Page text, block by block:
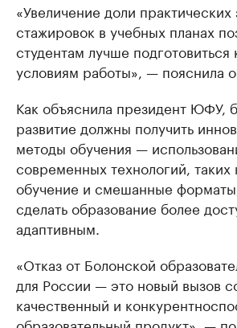
«Увеличение доли практических
стажировок в учебных планах
студентам лучше
условиям работы», — пояснила
Как объяснила президент ЮФУ,
развитие должны получить
методы обучения —
современных технологий, таких
обучение и смешанные
сделать образование более
адаптивным.
«Отказ от Болонской
для России — это новый вызов
качественный и